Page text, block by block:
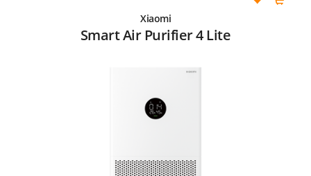
Xiaomi
Smart Air Purifier 4 Lite